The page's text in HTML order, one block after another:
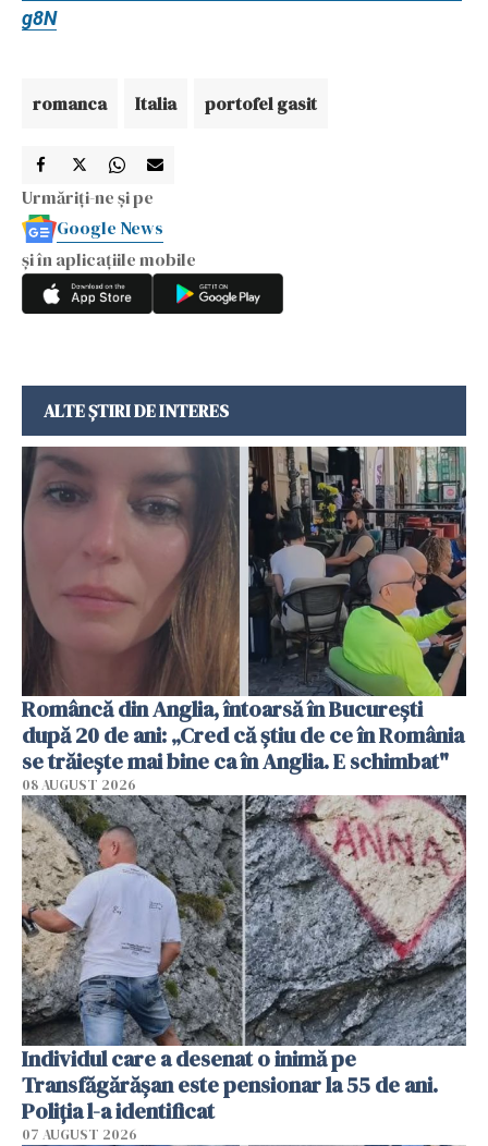
g8N
romanca Italia portofel gasit
Urmăriți-ne și pe
Google News
și în aplicațiile mobile
ALTE ȘTIRI DE INTERES
Româncă din Anglia, întoarsă în București
după 20 de ani: „Cred că știu de ce în România
se trăiește mai bine ca în Anglia. E schimbat"
08 AUGUST 2026
Individul care a desenat o inimă pe
Transfăgărășan este pensionar la 55 de ani.
Poliția l-a identificat
07 AUGUST 2026